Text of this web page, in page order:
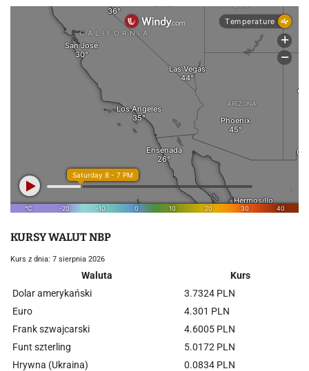
KURSY WALUT NBP
Kurs z dnia: 7 sierpnia 2026
Waluta
Kurs
Dolar amerykański
3.7324 PLN
Euro
4.301 PLN
Frank szwajcarski
4.6005 PLN
Funt szterling
5.0172 PLN
Hrywna (Ukraina)
0.0834 PLN